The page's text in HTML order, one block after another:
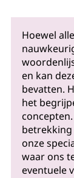
Hoewel
en kan
bevatten.
het
onze
waar ons
eventuele